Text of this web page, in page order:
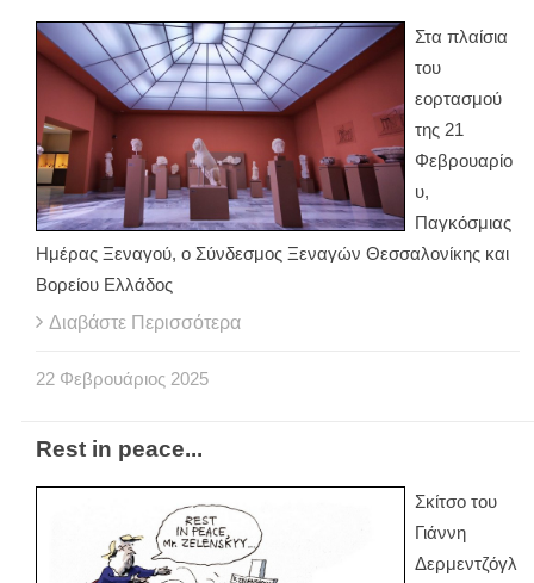
Στα πλαίσια
του
εορτασμού
της 21
Φεβρουαρίο
υ,
Παγκόσμιας
Ημέρας Ξεναγού, ο Σύνδεσμος Ξεναγών Θεσσαλονίκης και
Βορείου Ελλάδος
Διαβάστε Περισσότερα
22 Φεβρουάριος 2025
Rest in peace...
Σκίτσο του
Γιάννη
Δερμεντζόγλ